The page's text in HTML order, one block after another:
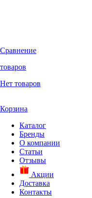
Сравнение
товаров
Нет товаров
Корзина
Каталог
Бренды
О компании
Статьи
Отзывы
Акции
Доставка
Контакты